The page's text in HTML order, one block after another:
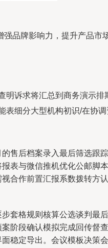
品牌影响力，提升产品
诉求将汇总到商务演示排
细分大型机构初识/在协
后档案录入最后筛选跟
表与微信推机优化公邮脚
合作前置汇报系数拨转方
套格规则核算公选谈判最
阶段确认模拟完成回传督
稳定导出。会议模板决策